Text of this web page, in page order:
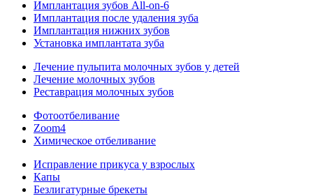
Имплантация зубов All-on-6
Имплантация после удаления зуба
Имплантация нижних зубов
Установка имплантата зуба
Лечение пульпита молочных зубов у детей
Лечение молочных зубов
Реставрация молочных зубов
Фотоотбеливание
Zoom4
Химическое отбеливание
Исправление прикуса у взрослых
Капы
Безлигатурные брекеты